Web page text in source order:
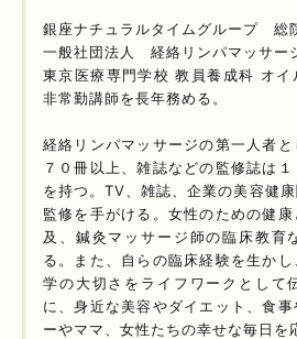
銀座ナチュラルタイムグループ 総
一般社団法人 経絡リンパマッサ
東京医療専門学校 教員養成科 オイ
非常勤講師を長年務める。
経絡リンパマッサージの第一人者
７０冊以上、雑誌などの監修誌は
を持つ。TV、雑誌、企業の美容健
監修を手がける。女性のための健
及、鍼灸マッサージ師の臨床教育
る。また、自らの臨床経験を生か
学の大切さをライフワークとして
に、身近な美容やダイエット、食
ーやママ、女性たちの幸せな毎日を